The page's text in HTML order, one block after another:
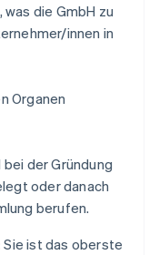
die GmbH zu
innen in
Organen
bei der Gründung
oder danach
berufen.
Sie ist das oberste